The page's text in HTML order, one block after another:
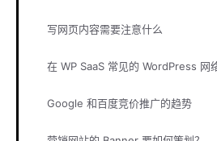
写网页内容需要注意什么
在 WP SaaS 常见的 WordPress 网
Google 和百度竞价推广的趋势